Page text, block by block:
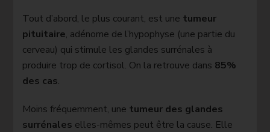
Tout d’abord, le plus courant, est une tumeur
pituitaire, adénome de l’hypophyse (une partie du
cerveau) qui stimule les glandes surrénales à
produire trop de cortisol. On la retrouve dans 85%
des cas.
Moins fréquemment, une tumeur des glandes
surrénales elles-mêmes peut être la cause. Elle